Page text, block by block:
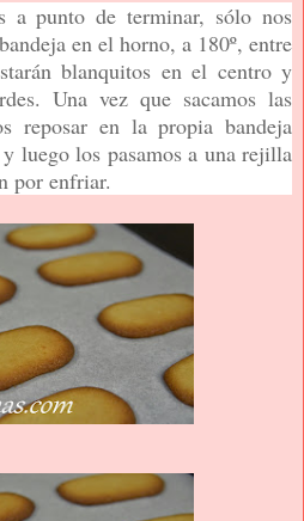
a punto de terminar, sólo nos
en el horno, a 180º, entre
blanquitos en el centro y
Una vez que sacamos las
reposar en la propia bandeja
luego los pasamos a una rejilla
por enfriar.